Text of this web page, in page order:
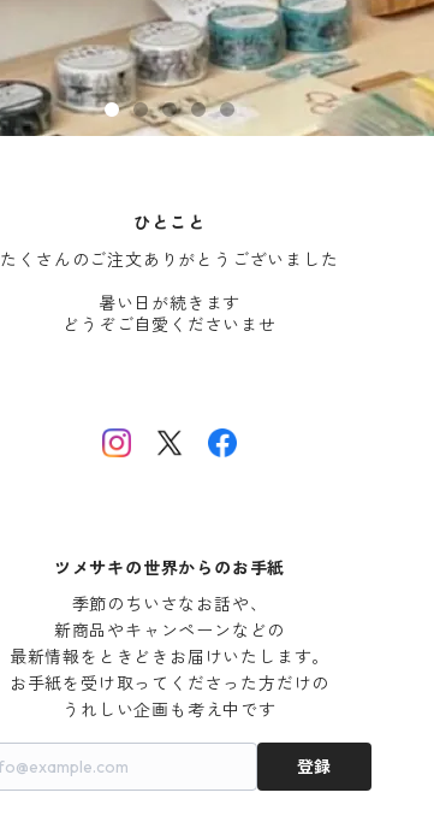
ひとこと
たくさんのご注文ありがとうございました
暑い日が続きます
どうぞご自愛くださいませ
ツメサキの世界からのお手紙
季節のちいさなお話や、
新商品やキャンペーンなどの
最新情報をときどきお届けいたします。
お手紙を受け取ってくださった方だけの
うれしい企画も考え中です
登録